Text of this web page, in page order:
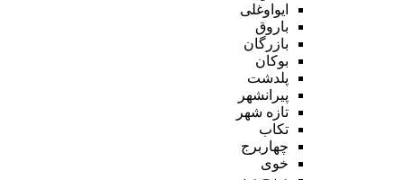
ایواوغلی
باروق
بازرگان
بوکان
پلدشت
پیرانشهر
تازه شهر
تکاب
چهاربرج
خوی